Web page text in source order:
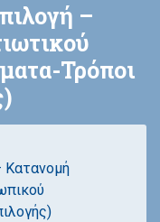
–
Τρόποι
Κατανοµή